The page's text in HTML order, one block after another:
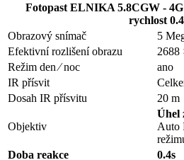
Fotopast ELNIKA 5.8CGW -
rychlost
Obrazový snímač
5
Efektivní rozlišení obrazu
2688
Režim den ⁄ noc
ano
IR přísvit
Dosah IR přísvitu
20 m
Objektiv
Úhel
Auto
Doba reakce
0.4s